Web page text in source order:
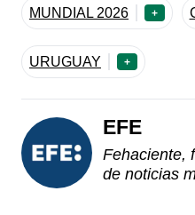
MUNDIAL 2026 +
URUGUAY +
EFE
Fehaciente,
de noticias